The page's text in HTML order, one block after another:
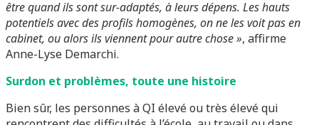
être quand ils sont sur-adaptés, à leurs dépens. Les hauts
potentiels avec des profils homogènes, on ne les voit pas en
cabinet, ou alors ils viennent pour autre chose », affirme
Anne-Lyse Demarchi.
Surdon et problèmes, toute une histoire
Bien sûr, les personnes à QI élevé ou très élevé qui